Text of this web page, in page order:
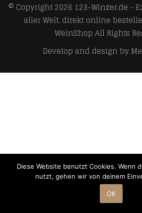
© Copyright 2026 123-Winzer.de -
aller Welt, direkt online
WeinShopAll Rights
Develop and design by
Diese Website benutzt Cookies. Wenn
nutzt, gehen wir von deinem
OK